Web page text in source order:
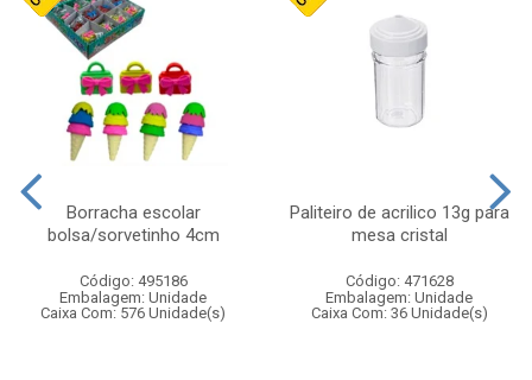
Borracha escolar
bolsa/sorvetinho 4cm
Código: 495186
Embalagem: Unidade
Caixa Com: 576 Unidade(s)
Paliteiro de acrilico 13g para
mesa cristal
Código: 471628
Embalagem: Unidade
Caixa Com: 36 Unidade(s)